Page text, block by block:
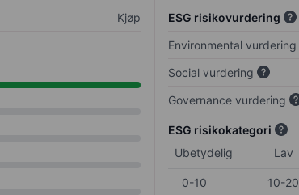
Kjøp ESG risikovurdering
Environmental vurdering
Social vurdering
Governance vurdering
ESG risikokategori
Ubetydelig
Lav
0-10 10-20